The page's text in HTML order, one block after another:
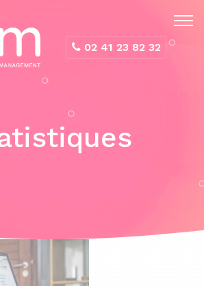
02 41 23 82 32